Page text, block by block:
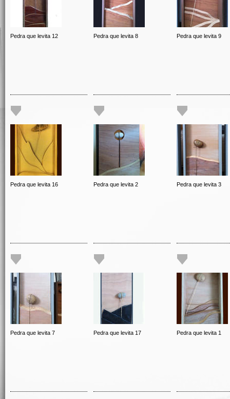
Pedra que levita 12 Pedra que levita 8 Pedra que levita 9
Pedra que levita 16 Pedra que levita 2 Pedra que levita 3
Pedra que levita 7 Pedra que levita 17 Pedra que levita 1